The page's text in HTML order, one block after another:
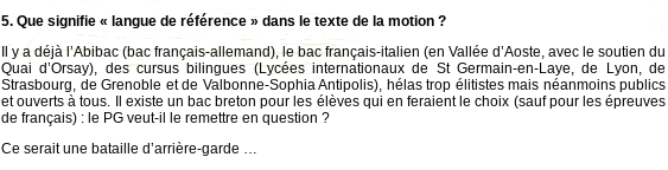
5. Que signifie « langue de référence » dans le texte de la motion ?
Il y a déjà l’Abibac (bac français-allemand), le bac français-italien (en Vallée d’Aoste, avec le soutien du
Quai d’Orsay), des cursus bilingues (Lycées internationaux de St Germain-en-Laye, de Lyon, de
Strasbourg, de Grenoble et de Valbonne-Sophia Antipolis), hélas trop élitistes mais néanmoins publics
et ouverts à tous. Il existe un bac breton pour les élèves qui en feraient le choix (sauf pour les épreuves
de français) : le PG veut-il le remettre en question ?
Ce serait une bataille d’arrière-garde …